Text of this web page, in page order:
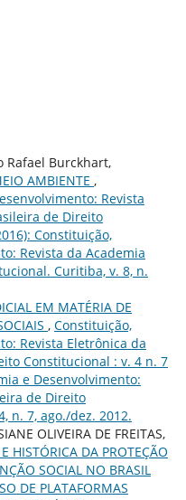
Rafael Burckhart,
AMBIENTE ,
Revista
de Direito
Constituição,
Revista da Academia
Curitiba, v. 8, n.
EM MATÉRIA DE
, Constituição,
Revista Eletrônica da
Constitucional : v. 4 n. 7
e Desenvolvimento:
de Direito
n. 7, ago./dez. 2012.
OLIVEIRA DE FREITAS,
HISTÓRICA DA PROTEÇÃO
SOCIAL NO BRASIL
DE PLATAFORMAS